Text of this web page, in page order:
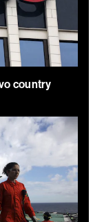
country